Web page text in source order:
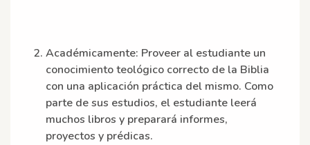
Académicamente: Proveer al estudiante un
conocimiento teológico correcto de la Biblia
con una aplicación práctica del mismo. Como
parte de sus estudios, el estudiante leerá
muchos libros y preparará informes,
proyectos y prédicas.